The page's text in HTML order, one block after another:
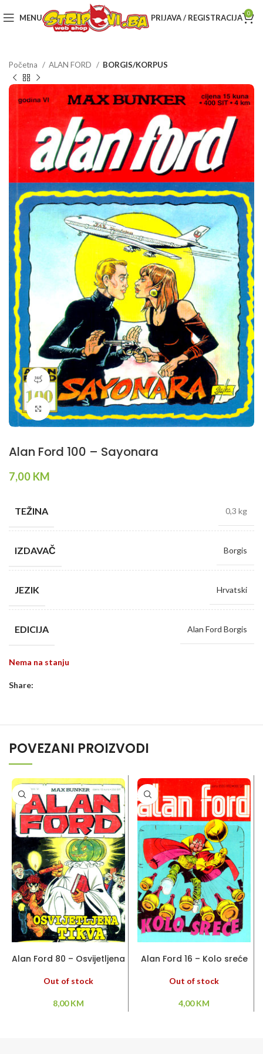
MENU PRIJAVA / REGISTRACIJA 0
Početna ALAN FORD BORGIS/KORPUS
360 product view
Klikni da povečaš
Alan Ford 100 – Sayonara
7,00 KM
TEŽINA 0,3 kg
IZDAVAČ Borgis
JEZIK Hrvatski
EDICIJA Alan Ford Borgis
Nema na stanju
Share:
POVEZANI PROIZVODI
Alan Ford 80 – Osvijetljena
Out of stock
8,00KM
Alan Ford 16 – Kolo sreće
Out of stock
4,00KM